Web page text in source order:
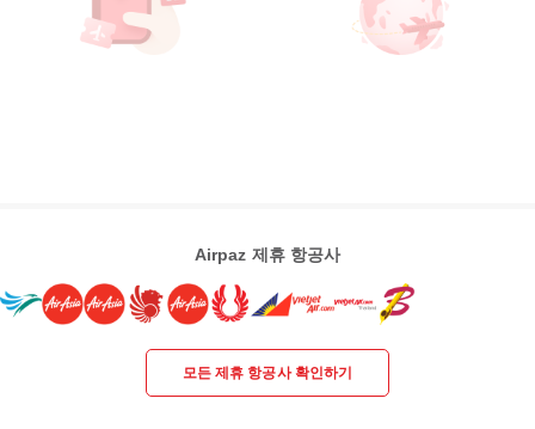
Airpaz 제휴 항공사
모든 제휴 항공사 확인하기